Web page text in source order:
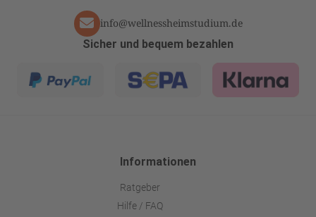
Sicher und bequem bezahlen
info@wellnessheimstudium.de
Informationen
Ratgeber
Hilfe / FAQ